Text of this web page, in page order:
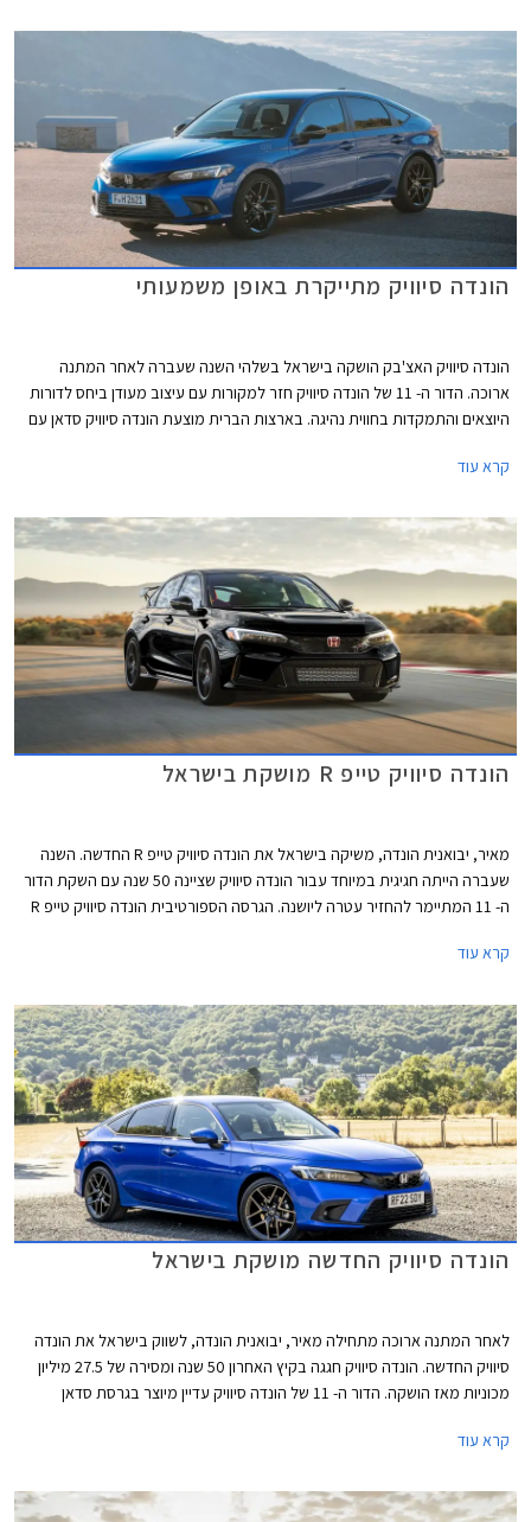
הונדה סיוויק מתייקרת באופן משמעותי
הונדה סיוויק האצ'בק הושקה בישראל בשלהי השנה שעברה לאחר המתנה
ארוכה. הדור ה- 11 של הונדה סיוויק חזר למקורות עם עיצוב מעודן ביחס לדורות
היוצאים והתמקדות בחווית נהיגה. בארצות הברית מוצעת הונדה סיוויק סדאן עם
האצ'בק המשווקת עם יחידת הנעה היברידית בלבד, וזוהי גם הגרסה המשווקת
קרא עוד
הונדה סיוויק טייפ R מושקת בישראל
מאיר, יבואנית הונדה, משיקה בישראל את הונדה סיוויק טייפ R החדשה. השנה
שעברה הייתה חגיגית במיוחד עבור הונדה סיוויק שציינה 50 שנה עם השקת הדור
ה- 11 המתיימר להחזיר עטרה ליושנה. הגרסה הספורטיבית הונדה סיוויק טייפ R
ההילוכים הידנית הקלאסית ומערכת הנעה קדמית, בלי סיוע היברידי ובלי הנעה
ביותר מבין המשפחתיות הקומפקטיות העממיות.
קרא עוד
הונדה סיוויק החדשה מושקת בישראל
לאחר המתנה ארוכה מתחילה מאיר, יבואנית הונדה, לשווק בישראל את הונדה
סיוויק החדשה. הונדה סיוויק חגגה בקיץ האחרון 50 שנה ומסירה של 27.5 מיליון
מכוניות מאז הושקה. הדור ה- 11 של הונדה סיוויק עדיין מיוצר בגרסת סדאן
ובגרסת האצ'בק אירופאית המוצעת באופן בלעדי עם יחידת הנעה היברידית
מצניחה בכמות המסירות עקב צמצום מבחר הדגמים והקצאות נמוכות לשוק
קרא עוד